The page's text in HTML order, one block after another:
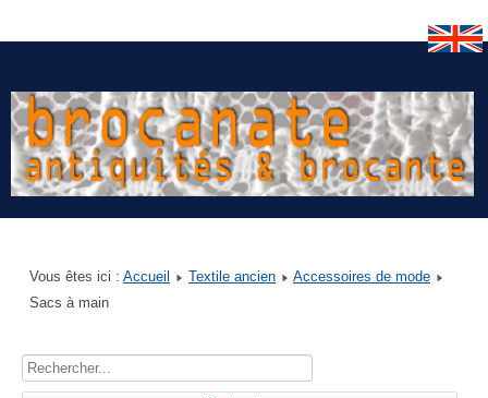
Vous êtes ici : Accueil Textile ancien
Accessoires de mode
Sacs à main